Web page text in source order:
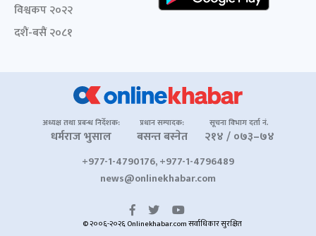
विश्वकप २०२२
दशैं-बसैं २०८१
अध्यक्ष तथा प्रबन्ध निर्देशक:
धर्मराज भुसाल
प्रधान सम्पादक:
बसन्त बस्नेत
सूचना विभाग दर्ता नं.
२१४ / ०७३–७४
+977-1-4790176, +977-1-4796489
news@onlinekhabar.com
© २००६-२०२६ Onlinekhabar.com सर्वाधिकार सुरक्षित